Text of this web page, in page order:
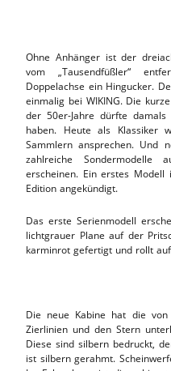
Ohne Anhänger ist der
vom „Tausendfüßler“
Doppelachse ein Hingucker.
einmalig bei WIKING. Die
der 50er-Jahre dürfte
haben. Heute als Klassiker
Sammlern ansprechen. Und
zahlreiche Sondermodelle
erscheinen. Ein erstes
Edition angekündigt.
Das erste Serienmodell
lichtgrauer Plane auf der
karminrot gefertigt und rollt
Die neue Kabine hat die von
Zierlinien und den Stern
Diese sind silbern bedruckt,
ist silbern gerahmt.